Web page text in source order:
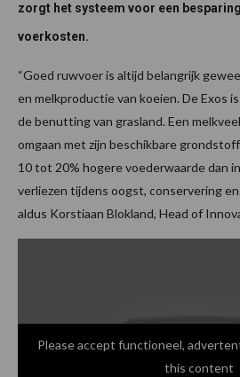
zorgt het systeem voor een
voerkosten.
“Goed ruwvoer is altijd belangrijk
en melkproductie van koeien. De Exos
de benutting van grasland. Een
omgaan met zijn beschikbare
10 tot 20% hogere voederwaarde dan
verliezen tijdens oogst, conservering
aldus Korstiaan Blokland, Head of
Please accept functioneel,
this content